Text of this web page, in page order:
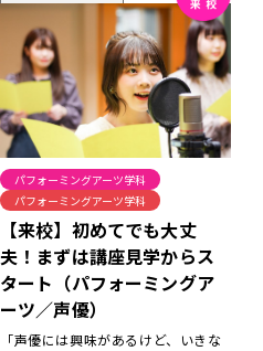
パフォーミングアーツ学科
パフォーミングアーツ学科
【来校】初めてでも大丈
夫！まずは講座見学からス
タート（パフォーミングア
ーツ／声優）
「声優には興味があるけど、いきな